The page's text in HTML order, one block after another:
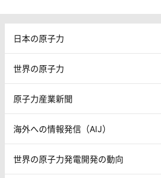
日本の原子力
世界の原子力
原子力産業新聞
海外への情報発信（AIJ）
世界の原子力発電開発の動向